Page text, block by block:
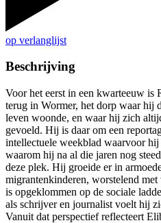
op verlanglijst
Beschrijving
Voor het eerst in een kwarteeuw is
terug in Wormer, het dorp waar hij
leven woonde, en waar hij zich
gevoeld. Hij is daar om een
intellectuele weekblad waarvoor
waarom hij na al die jaren nog
deze plek. Hij groeide er in
migrantenkinderen, worstelend
is opgeklommen op de sociale
als schrijver en journalist voelt hij
Vanuit dat perspectief reflecteert